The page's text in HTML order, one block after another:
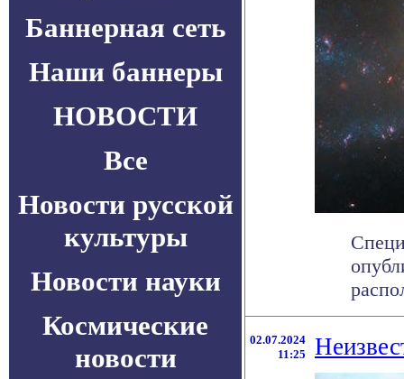
Баннерная сеть
Наши баннеры
НОВОСТИ
Все
Новости русской
культуры
Новости науки
Космические
новости
02.07.2024
11:25